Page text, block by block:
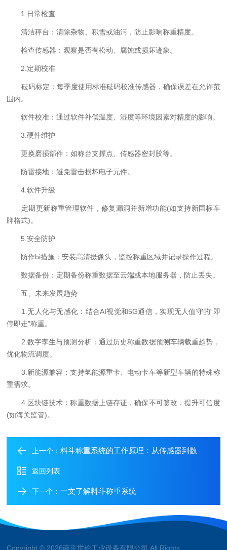
1.日常检查
清洁秤台：清除杂物、积雪或油污，防止影响称重精度。
检查传感器：观察是否有松动、腐蚀或损坏迹象。
2.定期校准
砝码标定：每季度使用标准砝码校准传感器，确保误差在允许范
围内。
软件校准：通过软件补偿温度、湿度等环境因素对精度的影响。
3.硬件维护
更换磨损部件：如称台支撑点、传感器密封胶等。
防雷接地：避免雷击损坏电子元件。
4.软件升级
定期更新称重管理软件，修复漏洞并新增功能(如支持新国标车
牌格式)。
5.安全防护
防作bi措施：安装高清摄像头，监控称重区域并记录操作过程。
数据备份：定期备份称重数据至云端或本地服务器，防止丢失。
五、未来发展趋势
1.无人化与无感化：结合AI视觉和5G通信，实现无人值守的“即
停即走”称重。
2.数字孪生与预测分析：通过历史称重数据预测车辆载重趋势，
优化物流调度。
3.新能源兼容：支持氢能源重卡、电动卡车等新型车辆的特殊称
重需求。
4.区块链技术：称重数据上链存证，确保不可篡改，提升可信度
(如海关监管)。
上一个：料斗称重系统的工作原理：从传感器到数据输出的流程解析
返回列表
下一个：一文了解料斗称重系统
Copyright © 2026南京世伦工业设备有限公司 All Rights